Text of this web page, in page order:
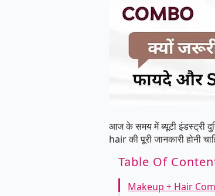
आज के समय में ब्यूटी इंडस्ट्री
hair की पूरी जानकारी होनी
Table Of
Makeup + Hair